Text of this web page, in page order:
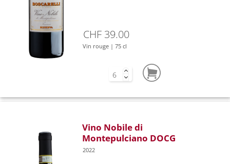
CHF 39.00
Vin rouge | 75 cl
Vino Nobile di
Montepulciano DOCG
2022